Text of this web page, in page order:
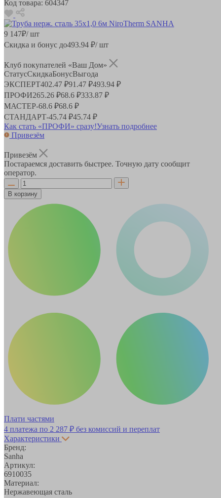
Код товара: 604347
9 147₽/ шт
Скидка и бонус до493.94 ₽/ шт
Клуб покупателей «Ваш Дом»
СтатусСкидкаБонусВыгода
ЭКСПЕРТ402.47 ₽91.47 ₽493.94 ₽
ПРОФИ265.26 ₽68.6 ₽333.87 ₽
МАСТЕР-68.6 ₽68.6 ₽
СТАНДАРТ-45.74 ₽45.74 ₽
Как стать «ПРОФИ» сразу!Узнать подробнее
Привезём
Привезём
Постараемся доставить быстрее. Точную дату сообщит
оператор.
В корзину
Плати частями
4 платежа по 2 287 ₽ без комиссий и переплат
Характеристики
Бренд:
Sanha
Артикул:
6910035
Материал:
Нержавеющая сталь